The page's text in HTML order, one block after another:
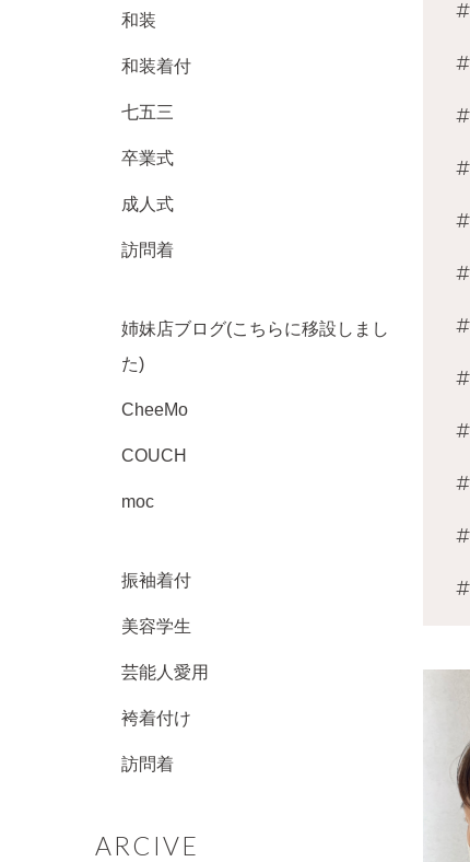
和装
和装着付
七五三
卒業式
成人式
訪問着
姉妹店ブログ(こちらに移設しまし
た)
CheeMo
COUCH
moc
振袖着付
美容学生
芸能人愛用
袴着付け
訪問着
ARCIVE